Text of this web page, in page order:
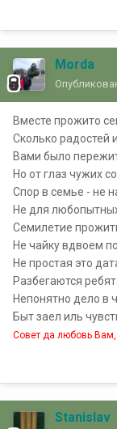
Morda
Вместе прожито
Сколько радостей
Вами было
Но от глаз чужих
Спор в семье - не
Не для любопытных
Семилетие
Не чайку вдвоем
Не простая это
Разбегаются
Непонятно дело в
Быт заел иль
Совет да любовь
Stanislav